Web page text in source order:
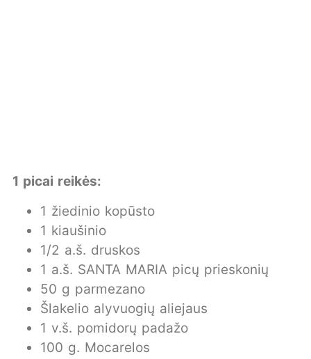
1 picai reikės:
1 žiedinio kopūsto
1 kiaušinio
1/2 a.š. druskos
1 a.š. SANTA MARIA picų prieskonių
50 g parmezano
Šlakelio alyvuogių aliejaus
1 v.š. pomidorų padažo
100 g. Mocarelos